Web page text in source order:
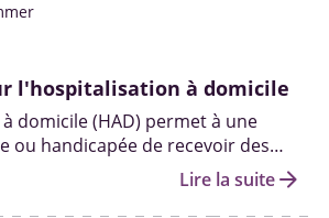
l'hospitalisation à domicile
domicile (HAD) permet à une
ou handicapée de recevoir des
qu’à l’hôpital en étant chez
Conditions, démarches et prise
Lire la suitearrow_forward